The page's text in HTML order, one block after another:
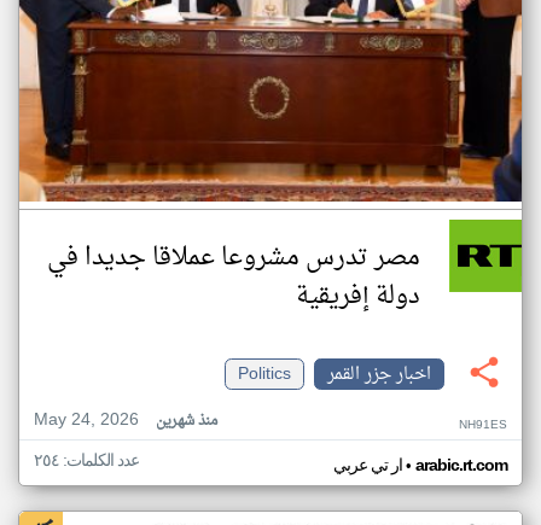
مصر تدرس مشروعا عملاقا جديدا في
دولة إفريقية
اخبار جزر القمر
Politics
May 24, 2026
منذ شهرين NH91ES
ار تي عربي• arabic.rt.com عدد الكلمات: ٢٥٤